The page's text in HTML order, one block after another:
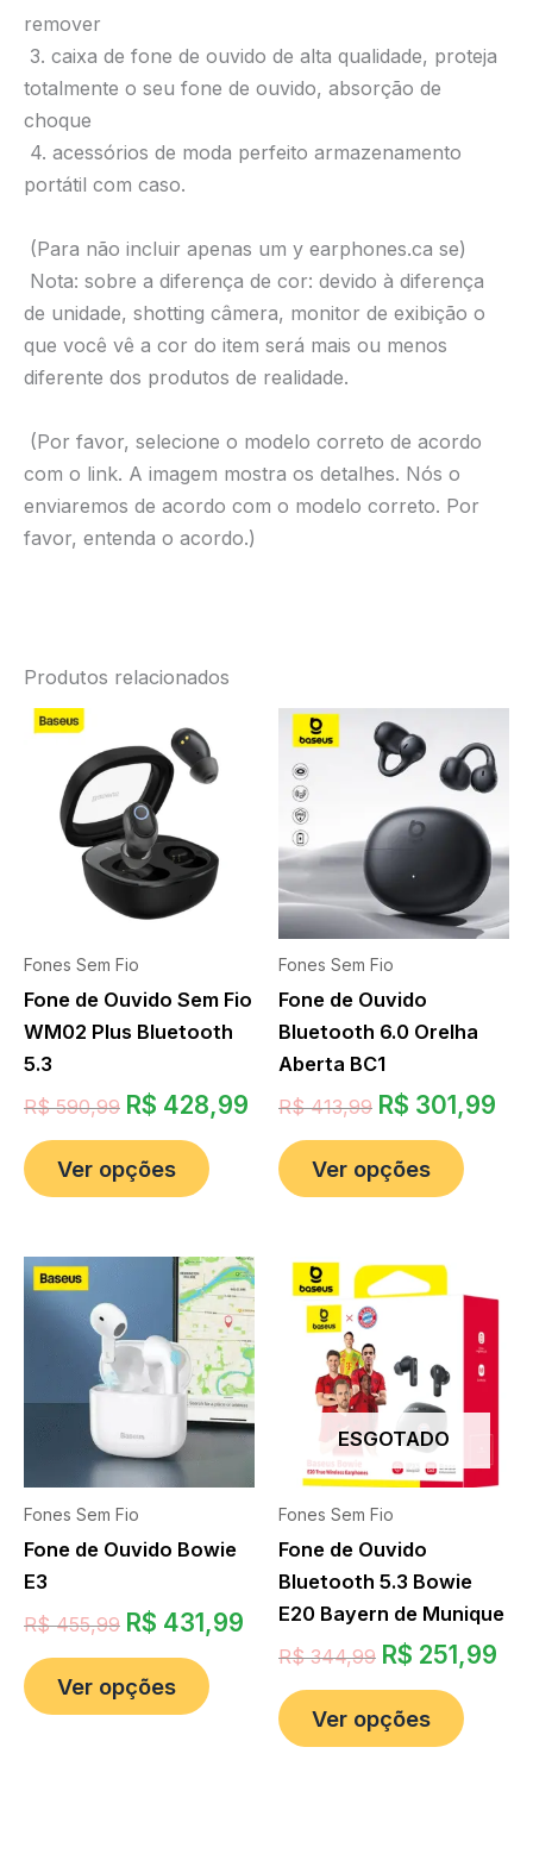
remover
3. caixa de fone de ouvido de alta qualidade, proteja
totalmente o seu fone de ouvido, absorção de
choque
4. acessórios de moda perfeito armazenamento
portátil com caso.
(Para não incluir apenas um y earphones.ca se)
Nota: sobre a diferença de cor: devido à diferença
de unidade, shotting câmera, monitor de exibição o
que você vê a cor do item será mais ou menos
diferente dos produtos de realidade.
(Por favor, selecione o modelo correto de acordo
com o link. A imagem mostra os detalhes. Nós o
enviaremos de acordo com o modelo correto. Por
favor, entenda o acordo.)
Produtos relacionados
Fones Sem Fio
Fone de Ouvido Sem Fio
WM02 Plus Bluetooth
5.3
R$590,99 R$ 428,99
Ver opções
Fones Sem Fio
Fone de Ouvido
Bluetooth 6.0 Orelha
Aberta BC1
R$413,99 R$ 301,99
Ver opções
Fones Sem Fio
Fone de Ouvido Bowie
E3
R$455,99 R$ 431,99
Ver opções
ESGOTADO
Fones Sem Fio
Fone de Ouvido
Bluetooth 5.3 Bowie
E20 Bayern de Munique
R$344,99 R$ 251,99
Ver opções